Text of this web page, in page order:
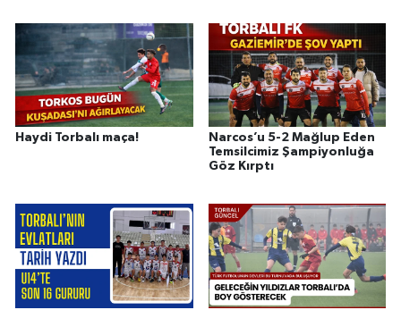
Haydi Torbalı maça!
Narcos’u 5-2 Mağlup Eden
Temsilcimiz Şampiyonluğa
Göz Kırptı